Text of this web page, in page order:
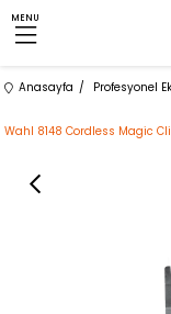
MENU
Anasayfa Profesyonel
Wahl 8148 Cordless Magic